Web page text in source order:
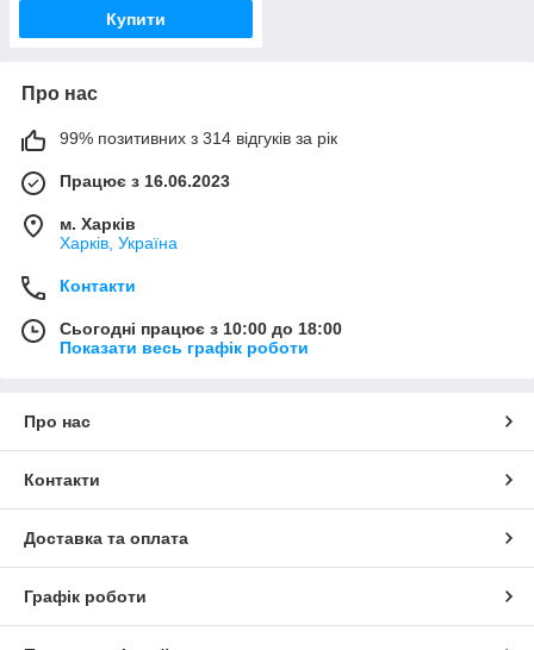
Купити
Про нас
99% позитивних з 314 відгуків за рік
Працює з 16.06.2023
м. Харків
Харків, Україна
Контакти
Сьогодні працює з 10:00 до 18:00
Показати весь графік роботи
Про нас
Контакти
Доставка та оплата
Графік роботи